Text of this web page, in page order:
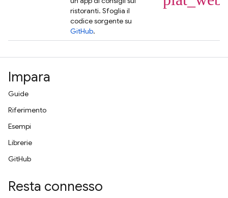
ristoranti. Sfoglia il
codice sorgente su
GitHub.
Impara
Guide
Riferimento
Esempi
Librerie
GitHub
Resta connesso